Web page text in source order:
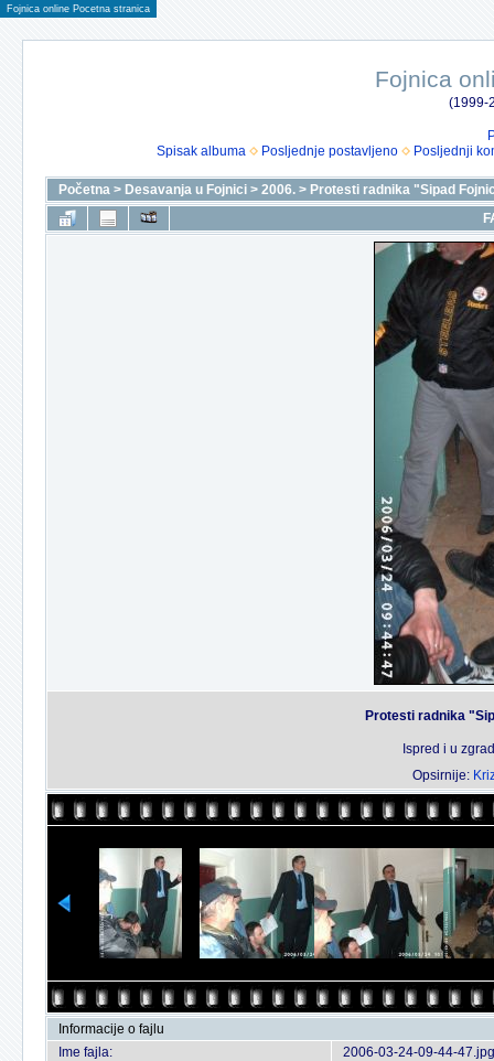
Fojnica online Pocetna stranica
Fojnica
(1999-
Spisak albuma
Posljednje postavljeno Posljednji
Početna > Desavanja u Fojnici > 2006. > Protesti radnika "Sipad
Protesti radnika
Ispred i u
Opsirnije:
Informacije o fajlu
Ime fajla:
2006-03-24-09-44-47.jpg